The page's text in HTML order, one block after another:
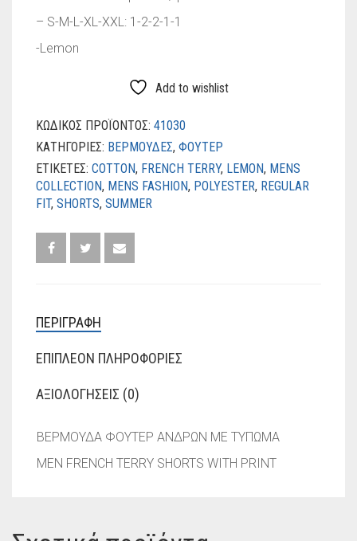
– S-M-L-XL-XXL: 1-2-2-1-1
-Lemon
Add to wishlist
ΚΩΔΙΚΌΣ ΠΡΟΪΌΝΤΟΣ: 41030
ΚΑΤΗΓΟΡΊΕΣ: ΒΕΡΜΟΥΔΕΣ, ΦΟΥΤΕΡ
ΕΤΙΚΈΤΕΣ: COTTON, FRENCH TERRY, LEMON, MENS
COLLECTION, MENS FASHION, POLYESTER, REGULAR
FIT, SHORTS, SUMMER
ΠΕΡΙΓΡΑΦΉ
ΕΠΙΠΛΈΟΝ ΠΛΗΡΟΦΟΡΊΕΣ
ΑΞΙΟΛΟΓΉΣΕΙΣ (0)
ΒΕΡΜΟΥΔΑ ΦΟΥΤΕΡ ΑΝΔΡΩΝ ΜΕ ΤΥΠΩΜΑ
MEN FRENCH TERRY SHORTS WITH PRINT